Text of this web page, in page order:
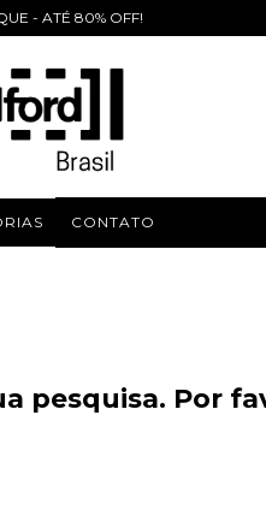
- ATÉ 80% OFF!
CONTATO
pesquisa. Por